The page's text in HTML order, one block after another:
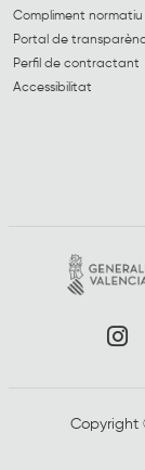
Compliment normatiu
Portal de
Perfil de contractant
Accessibilitat
Copyright